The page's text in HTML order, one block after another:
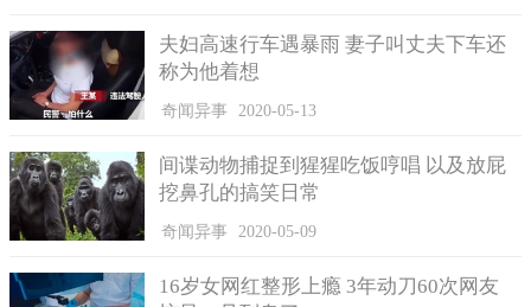
嫔妃虽然看似光鲜亮丽、锦衣玉食，但生活中也有一些不为人知
的苦闷！
夫妇高速行车遇暴雨 妻子叫丈夫下车还
称为他着想
奇闻异事 2020-05-13
间谍动物捕捉到猩猩吃饭哼唱 以及放屁
挖鼻孔的搞笑日常
奇闻异事 2020-05-09
16岁女网红整形上瘾 3年动刀60次网友